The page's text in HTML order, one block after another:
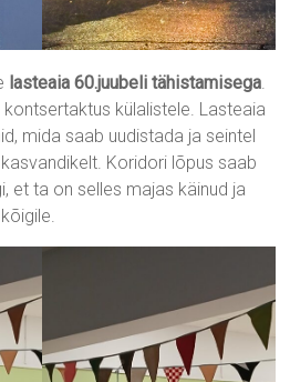
lasteaia 60.juubeli tähistamisega
külalistele. Lasteaia
mida saab uudistada ja seintel
Koridori lõpus saab
et ta on selles majas käinud ja